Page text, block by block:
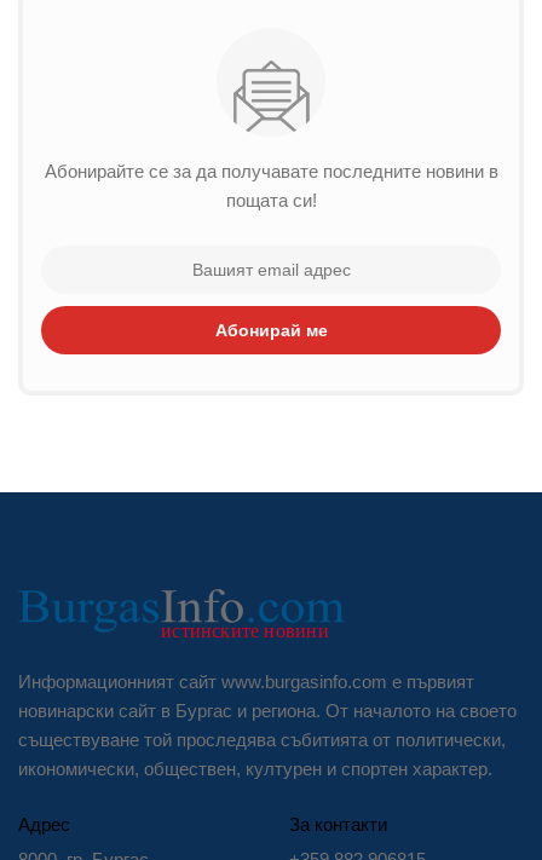
Абонирайте се за да получавате последните новини в
пощата си!
Абонирай ме
Информационният сайт www.burgasinfo.com е първият
новинарски сайт в Бургас и региона. От началото на своето
съществуване той проследява събитията от политически,
икономически, обществен, културен и спортен характер.
Адрес
За контакти